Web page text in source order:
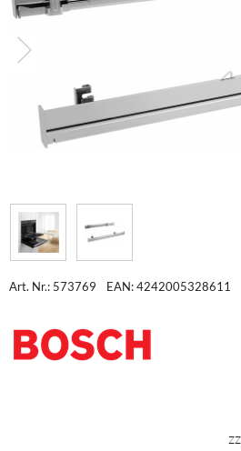
Art. Nr.: 573769 EAN: 4242005328611